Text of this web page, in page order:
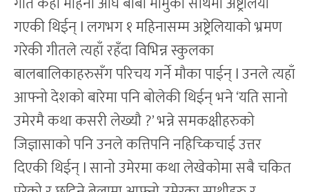
गएकी थिईन् l लगभग १ महिनासम्म अष्ट्रेलियाको भ्रमण
गरेकी गीतले त्यहाँ रहँदा विभिन्न स्कुलका
बालबालिकाहरुसँग परिचय गर्ने मौका पाईन् l उनले त्यहाँ
आफ्नो देशको बारेमा पनि बोलेकी थिईन् भने ‘यति सानो
उमेरमै कथा कसरी लेख्यौ ?’ भन्ने समकक्षीहरुको
जिज्ञासाको पनि उनले कत्तिपनि नहिच्किचाई उत्तर
दिएकी थिईन् l सानो उमेरमा कथा लेखेकोमा सबै चकित